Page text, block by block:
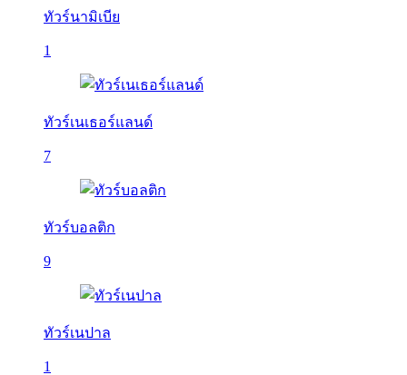
ทัวร์นามิเบีย
1
ทัวร์เนเธอร์แลนด์
7
ทัวร์บอลติก
9
ทัวร์เนปาล
1